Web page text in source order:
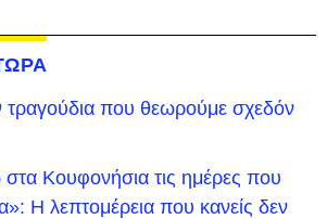
τραγούδια που θεωρούμε σχεδόν
Κουφονήσια τις ημέρες που
Η λεπτομέρεια που κανείς δεν